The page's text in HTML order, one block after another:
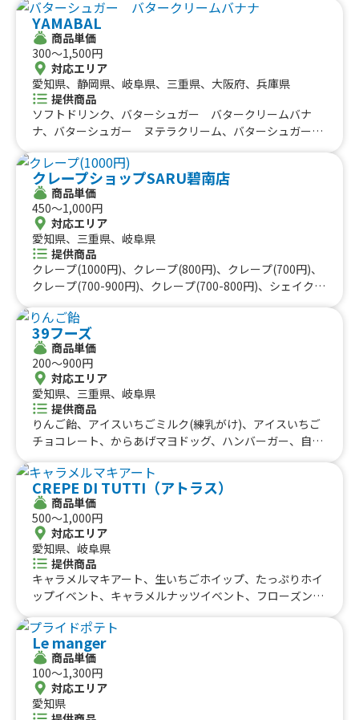
ンド：ハーフ、MIXサンド、台湾丼、照り焼きチキンとア
ボカド丼、チキン南蛮丼、漆黒スタミナカレー、和風オム
BOX、みそホルモンBOX、みそホルモン、旨辛ネギ鶏から
BOX、旨辛ネギ鶏から、串カツ、年越しそば、ぜんざい、
揚げサンド：ノーマル、揚げサンド：チョコベリー、揚げ
サンド：ベリーベリー、揚げサンド：チョコバナナ、揚げ
サンド：マンゴー、揚げサンド：チョコナッツ、揚げサン
ド：メープルナッツ、揚げサンド：キャラメルナッツ、揚
げサンド：キウイ、オムレツサンドBOX、ハムカツサンド
BOX、フランクサンドBOX、スウィーツサンド：ノーマ
ル、スウィーツサンド：チョコベリー、スウィーツサン
ド：ベリーベリー、スウィーツサンド：チョコバナナ、ス
ウィーツサンド：マンゴー、スイーツサンド：チョコ、ス
イーツサンド：メープル、スイーツサンド：キャラメル、
スイーツサンド：あんホイップ、スイーツサンド：ブルー
ベリー、スイーツサンド：キウイ、ポップコーン、卵焼き
棒、卵焼きフランク棒、タピオカチップス、ちょいチュロ
ス、ちょいチュロス：フレーバー付、チュロホイップ、ポ
テト、フライドチキン、チビから、米粉唐揚げ、珈琲ゼリ
ー：ノーマル、珈琲ゼリー：トール、けずりイチゴ、ぶど
うジュース、アップルジュース、オレンジジュース、フラ
ンクフルト：ハーブ、フランクフルト：プレーン、HOT珈
琲、ICE珈琲、ソフトドリンク、レモネード、ジンジャー
レモネード、ブルーレモネード、パインスカッシュ、いち
ごみるく、オリオンビール、パイナップルティー、柚子は
ちみつティー、ハチミツティー、HOTレモネード、コーン
スープ、マンドゥースープ、かき氷、冷凍ミカン、タピオ
カミルクティー、黒糖タピオカミルクティー
YAMABAL
商品単価
300〜1,500円
対応エリア
愛知県、静岡県、岐阜県、三重県、大阪府、兵庫県
提供商品
ソフトドリンク、バターシュガー バタークリームバナ
ナ、バターシュガー ヌテラクリーム、バターシュガー
ー チョコ、バターシュガークレープ、かき氷、もちもち
ニョッキフライ、厚切りベーコンステーキ串、ばななじゅ
ーす抹茶、700円ばななじゅーすエスプレッソ、ばななじ
ゅーす600円、エスプレッソバナナジュース、ハワイアン
ソーダ、豚キムチサンド、アサイー、たまごサンド600
円、ベーコンチーズ500円、牛串、ホットチョコ、日替わ
りスープ、キャラメルソース入りチュロス、ベーコンチー
ズ、クリームソーダ、自家製レモネード、かき氷、チーズ
チーズ、ポテト、バナナジュース、エルビスサンド、厚焼
きたまごサンド、厚切りベーコンときのこバター、明太エ
ビアボガド、テリヤキチキンサンド
クレープショップSARU碧南店
商品単価
450〜1,000円
対応エリア
愛知県、三重県、岐阜県
提供商品
クレープ(1000円)、クレープ(800円)、クレープ(700円)、
クレープ(700-900円)、クレープ(700-800円)、シェイク、
39フーズ
商品単価
200〜900円
対応エリア
愛知県、三重県、岐阜県
提供商品
りんご飴、アイスいちごミルク(練乳がけ)、アイスいちご
チョコレート、からあげマヨドッグ、ハンバーガー、自家
ロピカルジュース、シャリシャリ冷凍みかん缶、ホットド
ッグ、揚げパン(シュガー、きなこ、西尾抹茶)、沖縄名物
ポークたまごおにぎり、生果実入りトロピカルマンゴーか
き氷、甘酸っぱい初恋の味いちごチョコ串、自家製ブリュ
レ、チキン竜田バーガー、チョコバナナ、フルーツチュロ
ス(進化系チュロス)、オレオ&クリームクロッフル(クロワ
ッサン+ワッフル)、マスカルポーネ(クリームチーズ)&ベ
リークロッフル(クロワッサン+ワッフル)、いちごクリーム
フル(クロワッサン+ワッフル)、愛知県西尾産抹茶クロッフ
ル(クロワッサン+ワッフル)、鹿児島県産紫いもクロッフル
(クロワッサン+ワッフル)、チーズソースたこ焼き(6個入
り)、一味唐辛子たこ焼き(6個入り)、たこ焼き(6個入り)、
コムタンスープの水餃子(5個入り)、さつまいもシュガース
ティック、韓国人気スイーツクロッフル(クロワッサン＋ワ
CREPE DI TUTTI（アトラス）
商品単価
500〜1,000円
対応エリア
愛知県、岐阜県
提供商品
キャラメルマキアート、生いちごホイップ、たっぷりホイ
ップイベント、キャラメルナッツイベント、フローズンい
ーアンドクリームイベント、お手軽クレープ、バナナオレ
オクレープイベント、いちごオレオクレープイベント、い
ちごオレオクレープ、バナナオレオクレープ、ドリンク、
コーヒーフロート、クリームソーダ、シュガーバター、ク
ッキーアンドクリーム、キャラメルナッツ、バナナチョコ
ホイップ、シナモンバター、ホイップ、いちごホイップ、
Le manger
商品単価
100〜1,300円
対応エリア
愛知県